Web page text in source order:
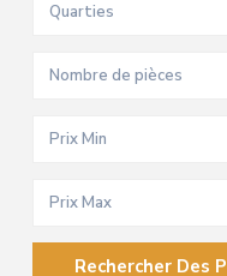
Quarties
Nombre de pièces